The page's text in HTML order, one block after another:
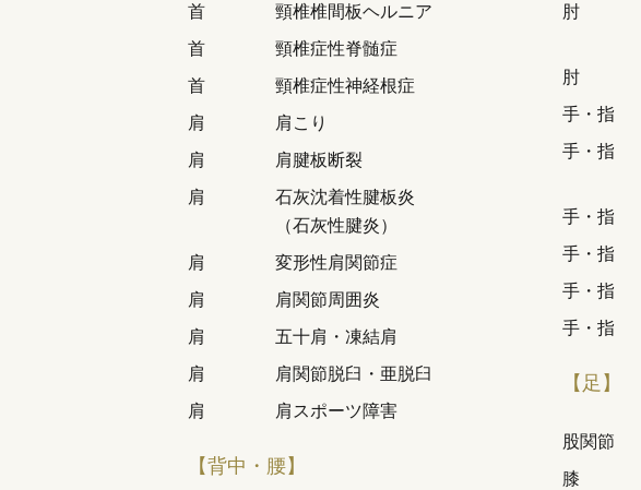
首
頸椎椎間板ヘルニア
首
頸椎症性脊髄症
首
頸椎症性神経根症
肩
肩こり
肩
肩腱板断裂
肩
石灰沈着性腱板炎
（石灰性腱炎）
肩
変形性肩関節症
肩
肩関節周囲炎
肩
五十肩・凍結肩
肩
肩関節脱臼・亜脱臼
肩
肩スポーツ障害
【背中・腰】
肘
肘
手・指
手・指
手・指
手・指
手・指
手・指
【足】
股関節
膝